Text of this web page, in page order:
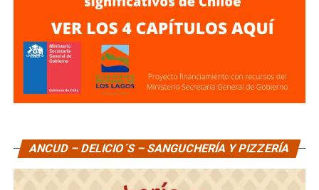
ANCUD – DELICIO´S – SANGUCHERÍA Y PIZZERÍA